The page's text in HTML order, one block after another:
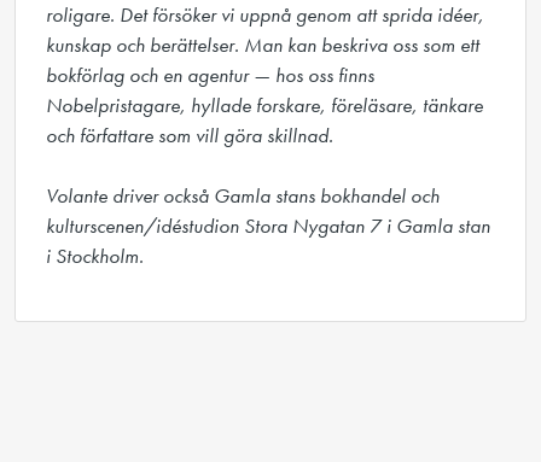
roligare. Det försöker vi uppnå genom att sprida idéer,
kunskap och berättelser. Man kan beskriva oss som ett
bokförlag och en agentur — hos oss finns
Nobelpristagare, hyllade forskare, föreläsare, tänkare
och författare som vill göra skillnad.
Volante driver också Gamla stans bokhandel och
kulturscenen/idéstudion Stora Nygatan 7 i Gamla stan
i Stockholm.